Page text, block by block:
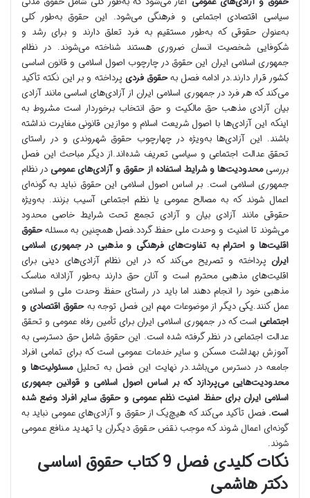
سیاسی اقتصادی اجتماعی و فرهنگی می‌شود. این حقوق به‌طور کلی
به‌عنوان حقوقی که به‌طور مستقیم به فرد تعلق دارند و برای رشد و
شکوفایی شخصیت انسان ضروری هستند شناخته می‌شوند. در نظام
جمهوری اسلامی ایران این حقوق در چارچوب اصول اسلامی و قانون اساسی
کشور قرار دارند.در ادامه فصل بهحقوق فردی پرداخته و بر این نکته تأکید
می‌کند که هر فرد در جمهوری اسلامی ایران از آزادی‌های اساسی مانند آزادی
بیان آزادی مذهب حق مالکیت و حق انتخاب برخوردار است مشروط به
اینکه این آزادی‌ها با اصول شریعت اسلام و موازین قانونی مغایرت نداشته
باشند. این آزادی‌ها به‌ویژه در چهارچوب حقوق شهروندی و در راستای
تحقق عدالت اجتماعی و سیاسی تعریف شده‌اند.از دیگر مباحث این فصل
بررسیمحدودیت‌ها و شرایط استفاده از حقوق و آزادی‌های عمومی در نظام
جمهوری اسلامی است. بر اساس اصول اسلامی این حقوق نباید به گونه‌ای
اعمال شوند که به مصالح عمومی یا نظم اجتماعی آسیب بزنند. به‌ویژه
حقوقی مانند آزادی بیان و آزادی تجمع تحت شرایط خاصی محدود
می‌شوند تا امنیت و وحدت ملی حفظ گردد.فصل همچنین به مسئلهحقوق
اقلیت‌ها و احترام به تفاوت‌های فرهنگی و مذهبی در جمهوری اسلامی
ایران پرداخته و تصریح می‌کند که در این نظام آزادی‌های دینی برای
اقلیت‌های مذهبی محترم است و آنان حق دارند به‌طور آزادانه مناسک
مذهبی خود را انجام دهند اما باید در راستای حفظ وحدت ملی و اسلامی
عمل کنند.یکی دیگر از موضوعات مهم این فصل توجه بهحقوق اقتصادی و
اجتماعی است که در جمهوری اسلامی ایران برای تأمین رفاه عمومی و تحقق
عدالت اجتماعی در نظر گرفته شده است. این حقوق شامل حق دسترسی به
آموزش بهداشت مسکن و سایر خدمات عمومی است که برای تمامی افراد
جامعه در دسترس می‌باشد.در نهایت این فصل به تحلیلمسئولیت‌ها و
محدودیت‌هایی می‌پردازد که بر اساس اصول اسلامی و قوانین جمهوری
اسلامی ایران برای حفظ امنیت نظم عمومی و حقوق سایر افراد وضع شده
است. فصل تأکید می‌کند که هیچ‌یک از حقوق و آزادی‌های عمومی نباید به
گونه‌ای اعمال شوند که موجب نقض حقوق دیگران یا تهدید منافع عمومی
شوند.
نکات کلیدی فصل 9 کتاب حقوق اساسی
دکتر هاشمی